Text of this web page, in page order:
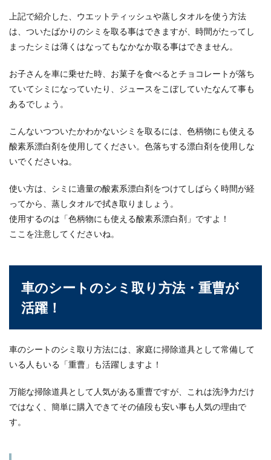
オイル交換といえばすぐにガソリンスタンドを思
い浮かべますが、バイクもガソリンスタンドで行
車を放置するときにガソリンは入れておいたほう
車のオーバードライブの使い方とは？
その使いみちと燃費との関係
車の機能の一つにオーバードライブがあります。
その使い...
可能！作り方やコツを解説
す。市販されている物は高いですし、100均アイ
テムで作れた...
上記で紹介した、ウエットティッシュや蒸しタオルを使う方法
は、ついたばかりのシミを取る事はできますが、時間がたってし
まったシミは薄くはなってもなかなか取る事はできません。
お子さんを車に乗せた時、お菓子を食べるとチョコレートが落ち
ていてシミになっていたり、ジュースをこぼしていたなんて事も
あるでしょう。
こんないつついたかわかないシミを取るには、色柄物にも使える
酸素系漂白剤を使用してください。色落ちする漂白剤を使用しな
いでくださいね。
使い方は、シミに適量の酸素系漂白剤をつけてしばらく時間が経
ってから、蒸しタオルで拭き取りましょう。
使用するのは「色柄物にも使える酸素系漂白剤」ですよ！
ここを注意してくださいね。
車のシートのシミ取り方法・重曹が
活躍！
車のシートのシミ取り方法には、家庭に掃除道具として常備して
いる人もいる「重曹」も活躍しますよ！
万能な掃除道具として人気がある重曹ですが、これは洗浄力だけ
ではなく、簡単に購入できてその値段も安い事も人気の理由で
す。